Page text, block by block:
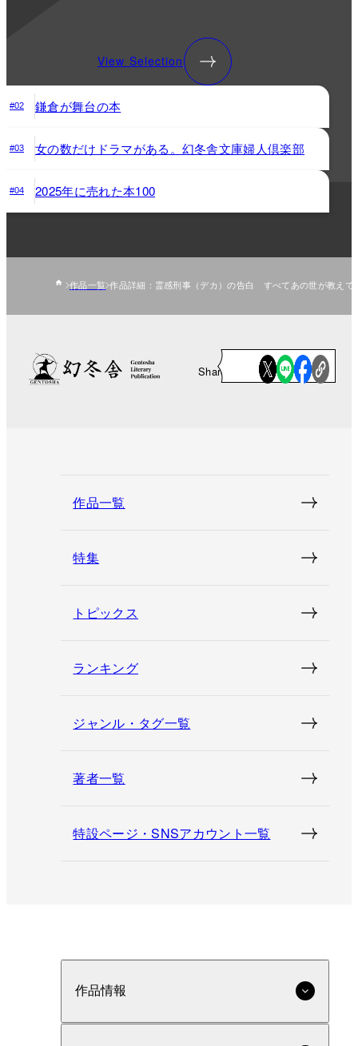
View Selection
#02 鎌倉が舞台の本
#03 女の数だけドラマがある。幻冬舎文庫婦人倶楽部
#04 2025年に売れた本100
作品一覧 作品詳細：霊感刑事（デカ）の告白 すべてあの世が教えて
Share
作品一覧
特集
トピックス
ランキング
ジャンル・タグ一覧
著者一覧
特設ページ・SNSアカウント一覧
作品情報